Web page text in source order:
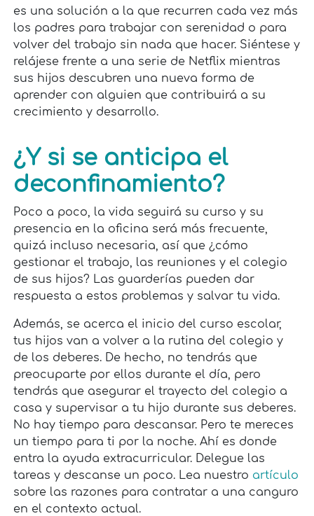
es una solución a la que recurren cada vez más
los padres para trabajar con serenidad o para
volver del trabajo sin nada que hacer. Siéntese y
relájese frente a una serie de Netflix mientras
sus hijos descubren una nueva forma de
aprender con alguien que contribuirá a su
crecimiento y desarrollo.
¿Y si se anticipa el
deconfinamiento?
Poco a poco, la vida seguirá su curso y su
presencia en la oficina será más frecuente,
quizá incluso necesaria, así que ¿cómo
gestionar el trabajo, las reuniones y el colegio
de sus hijos? Las guarderías pueden dar
respuesta a estos problemas y salvar tu vida.
Además, se acerca el inicio del curso escolar,
tus hijos van a volver a la rutina del colegio y
de los deberes. De hecho, no tendrás que
preocuparte por ellos durante el día, pero
tendrás que asegurar el trayecto del colegio a
casa y supervisar a tu hijo durante sus deberes.
No hay tiempo para descansar. Pero te mereces
un tiempo para ti por la noche. Ahí es donde
entra la ayuda extracurricular. Delegue las
tareas y descanse un poco. Lea nuestro artículo
sobre las razones para contratar a una canguro
en el contexto actual.